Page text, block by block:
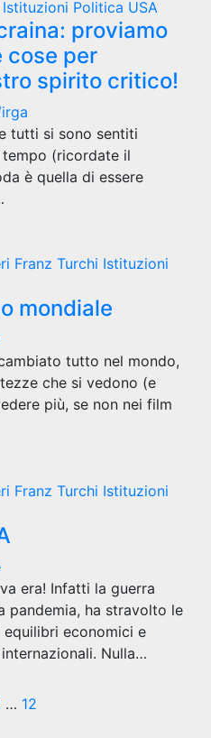
Istituzioni Politica USA
proviamo
cose per
spirito critico!
tutti si sono sentiti
(ricordate il
è quella di essere
Franz Turchi Istituzioni
mondiale
tutto nel mondo,
che si vedono (e
più, se non nei film
Franz Turchi Istituzioni
era! Infatti la guerra
pandemia, ha stravolto le
economici e
Nulla…
… 12